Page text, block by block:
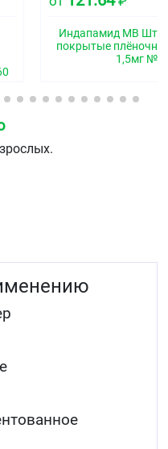
Индапамид МВ
покрытые
1,5мг